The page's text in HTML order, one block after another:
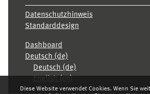
Diese Website verwendet Cookies. Wenn Sie
Datenschutzhinweis
Standarddesign
Dashboard
Deutsch ‎(de)‎
Deutsch ‎(de)‎